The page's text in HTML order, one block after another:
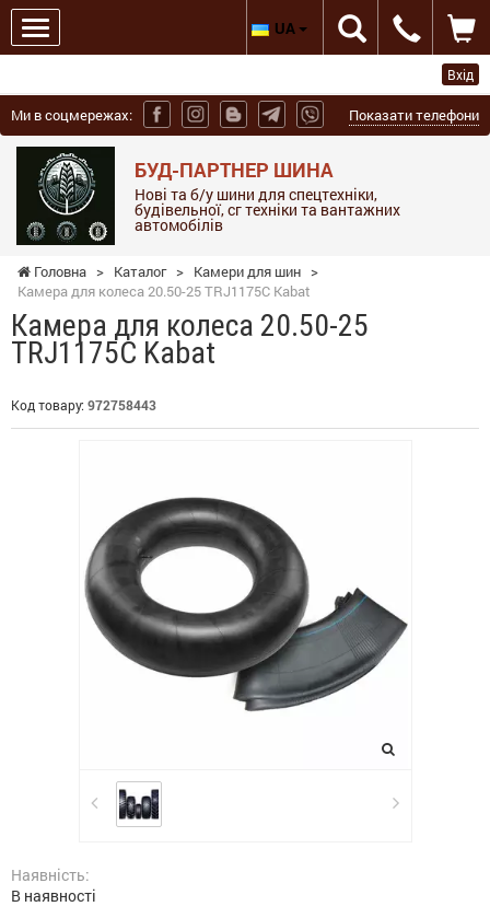
Вхід
Ми в соцмережах: Показати телефони
БУД-ПАРТНЕР ШИНА
Нові та б/у шини для спецтехніки,
будівельної, сг техніки та вантажних
автомобілів
UA
Головна > Каталог > Камери для шин >
Камера для колеса 20.50-25 TRJ1175C Kabat
Камера для колеса 20.50-25
TRJ1175C Kabat
Код товару: 972758443
Наявність:
В наявності